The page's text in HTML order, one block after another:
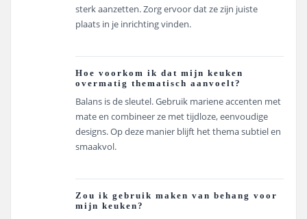
sterk aanzetten. Zorg ervoor dat ze zijn juiste
plaats in je inrichting vinden.
Hoe voorkom ik dat mijn keuken
overmatig thematisch aanvoelt?
Balans is de sleutel. Gebruik mariene accenten met
mate en combineer ze met tijdloze, eenvoudige
designs. Op deze manier blijft het thema subtiel en
smaakvol.
Zou ik gebruik maken van behang voor
mijn keuken?